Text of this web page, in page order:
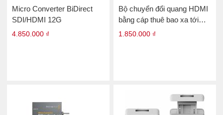
Micro Converter BiDirect
SDI/HDMI 12G
4.850.000 ₫
Bộ chuyển đổi quang HDMI
bằng cáp thuê bao xa tới
3km
1.850.000 ₫